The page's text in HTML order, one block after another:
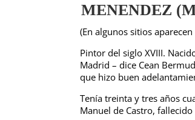
MENENDEZ
(En algunos sitios
Pintor del siglo XVIII.
Madrid – dice Cean
que hizo buen
Tenía treinta y tres años
Manuel de Castro,